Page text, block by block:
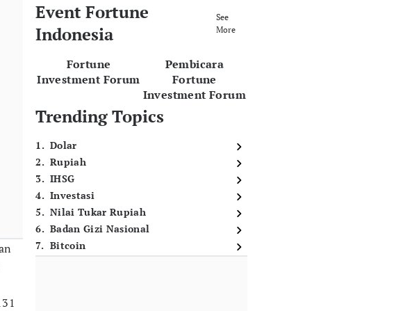
Event Fortune
Indonesia
See
More
Fortune
Investment Forum
Pembicara
Fortune
Investment Forum
Trending Topics
1. Dolar
2. Rupiah
3. IHSG
4. Investasi
5. Nilai Tukar Rupiah
6. Badan Gizi Nasional
7. Bitcoin